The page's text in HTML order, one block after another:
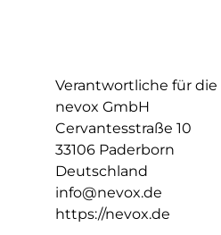
Verantwortliche für die
nevox GmbH
Cervantesstraße 10
33106 Paderborn
Deutschland
info@nevox.de
https://nevox.de